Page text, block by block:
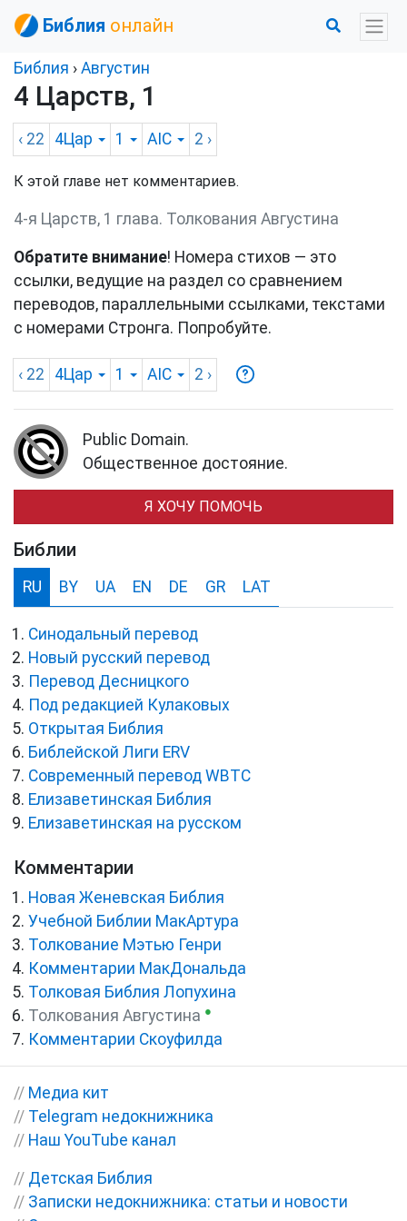
Библия онлайн
Библия › Августин
4 Царств, 1
‹ 22 4Цар 1 AIC 2 ›
К этой главе нет комментариев.
4-я Царств, 1 глава. Толкования Августина
Обратите внимание! Номера стихов — это
ссылки, ведущие на раздел со сравнением
переводов, параллельными ссылками, текстами
с номерами Стронга. Попробуйте.
‹ 22 4Цар 1 AIC 2 ›
Public Domain.
Общественное достояние.
Я ХОЧУ ПОМОЧЬ
Библии
RU BY UA EN DE GR LAT
Синодальный перевод
Новый русский перевод
Перевод Десницкого
Под редакцией Кулаковых
Открытая Библия
Библейской Лиги ERV
Cовременный перевод WBTC
Елизаветинская Библия
Елизаветинская на русском
Комментарии
Новая Женевская Библия
Учебной Библии МакАртура
Толкование Мэтью Генри
Комментарии МакДональда
Толковая Библия Лопухина
Толкования Августина ●
Комментарии Скоуфилда
// Медиа кит
// Telegram недокнижника
// Наш YouTube канал
// Детская Библия
// Записки недокнижника: статьи и новости